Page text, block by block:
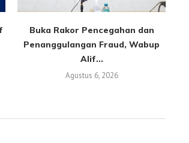
Buka Rakor Pencegahan dan
Penanggulangan Fraud, Wabup
Alif...
Agustus 6, 2026